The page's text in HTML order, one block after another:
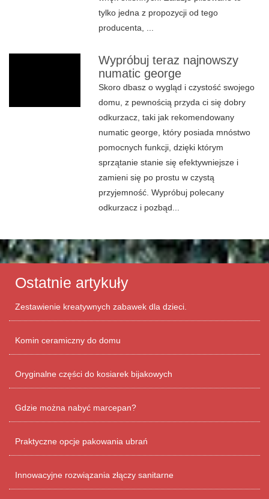
tylko jedna z propozycji od tego
producenta, ...
Wypróbuj teraz najnowszy
numatic george
Skoro dbasz o wygląd i czystość swojego
domu, z pewnością przyda ci się dobry
odkurzacz, taki jak rekomendowany
numatic george, który posiada mnóstwo
pomocnych funkcji, dzięki którym
sprzątanie stanie się efektywniejsze i
zamieni się po prostu w czystą
przyjemność. Wypróbuj polecany
odkurzacz i pozbąd...
Ostatnie artykuły
Zestawienie kreatywnych zabawek dla dzieci.
Komin ceramiczny do domu
Oryginalne części do kosiarek bijakowych
Gdzie można nabyć marcepan?
Praktyczne opcje pakowania ubrań
Innowacyjne rozwiązania złączy sanitarne